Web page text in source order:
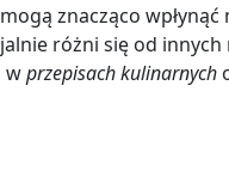
mogą znacząco
różni się od
wprzepisach kulinarnych